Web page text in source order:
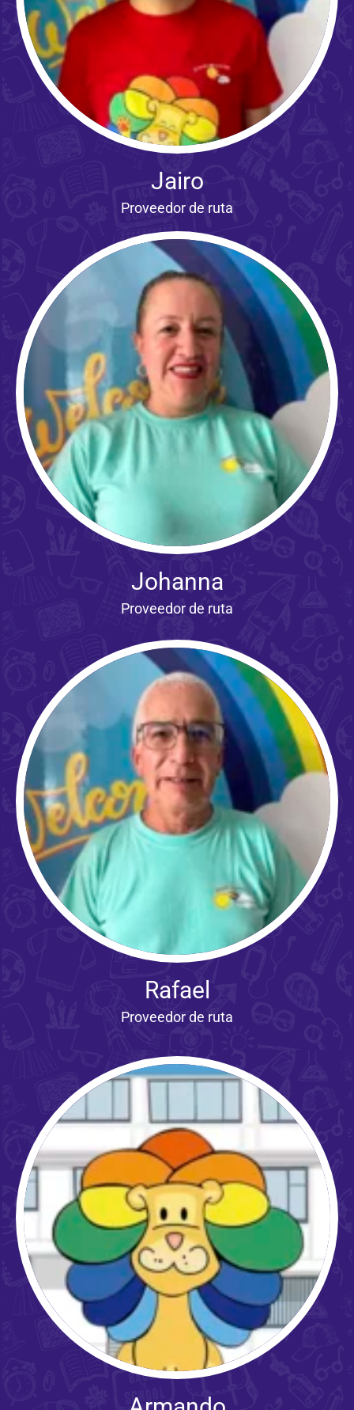
Jairo
Proveedor de ruta
Johanna
Proveedor de ruta
Rafael
Proveedor de ruta